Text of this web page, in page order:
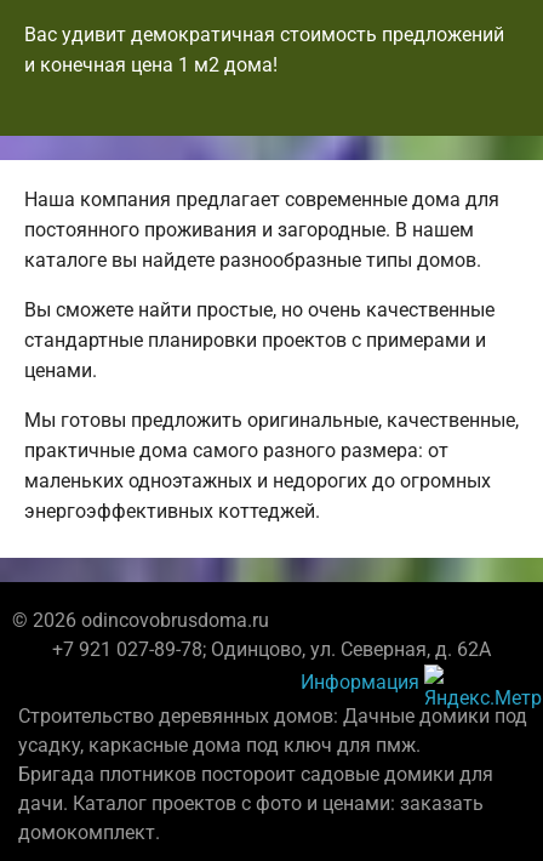
Вас удивит демократичная стоимость предложений
и конечная цена 1 м2 дома!
Наша компания предлагает современные дома для
постоянного проживания и загородные. В нашем
каталоге вы найдете разнообразные типы домов.
Вы сможете найти простые, но очень качественные
стандартные планировки проектов с примерами и
ценами.
Мы готовы предложить оригинальные, качественные,
практичные дома самого разного размера: от
маленьких одноэтажных и недорогих до огромных
энергоэффективных коттеджей.
© 2026 odincovobrusdoma.ru
+7 921 027-89-78; Одинцово, ул. Северная, д. 62А
Информация
Строительство деревянных домов: Дачные домики под
усадку, каркасные дома под ключ для пмж.
Бригада плотников постороит садовые домики для
дачи. Каталог проектов с фото и ценами: заказать
домокомплект.